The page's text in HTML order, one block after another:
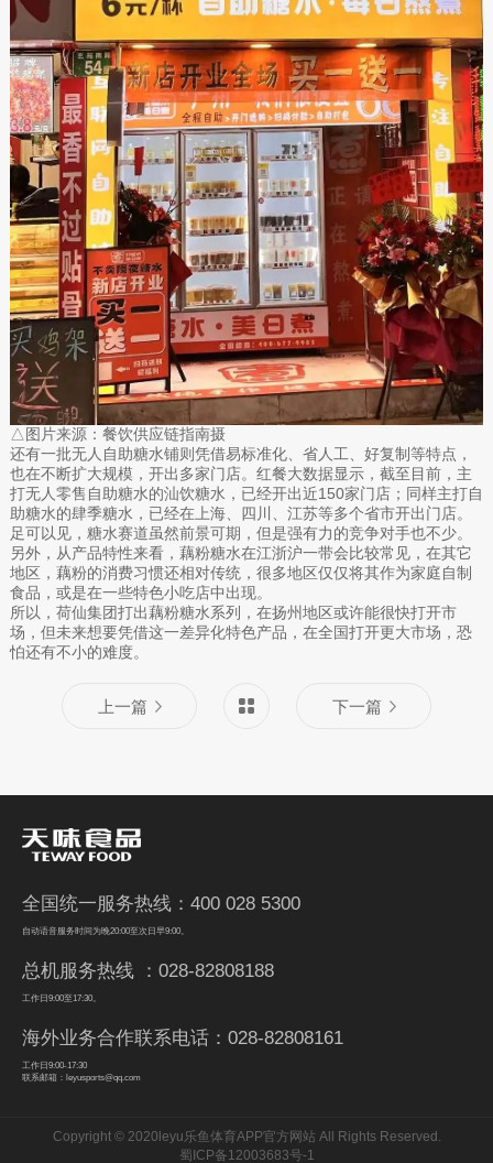
△图片来源：餐饮供应链指南摄
还有一批无人自助糖水铺则凭借易标准化、省人工、好复制等特点，
也在不断扩大规模，开出多家门店。红餐大数据显示，截至目前，主
打无人零售自助糖水的汕饮糖水，已经开出近150家门店；同样主打自
助糖水的肆季糖水，已经在上海、四川、江苏等多个省市开出门店。
足可以见，糖水赛道虽然前景可期，但是强有力的竞争对手也不少。
另外，从产品特性来看，藕粉糖水在江浙沪一带会比较常见，在其它
地区，藕粉的消费习惯还相对传统，很多地区仅仅将其作为家庭自制
食品，或是在一些特色小吃店中出现。
所以，荷仙集团打出藕粉糖水系列，在扬州地区或许能很快打开市
场，但未来想要凭借这一差异化特色产品，在全国打开更大市场，恐
怕还有不小的难度。
上一篇 下一篇
全国统一服务热线：400 028 5300
自动语音服务时间为晚20:00至次日早9:00。
总机服务热线 ：028-82808188
工作日9:00至17:30。
海外业务合作联系电话：028-82808161
工作日9:00-17:30
联系邮箱：leyusports@qq.com
Copyright © 2020leyu乐鱼体育APP官方网站 All Rights Reserved.
蜀ICP备12003683号-1